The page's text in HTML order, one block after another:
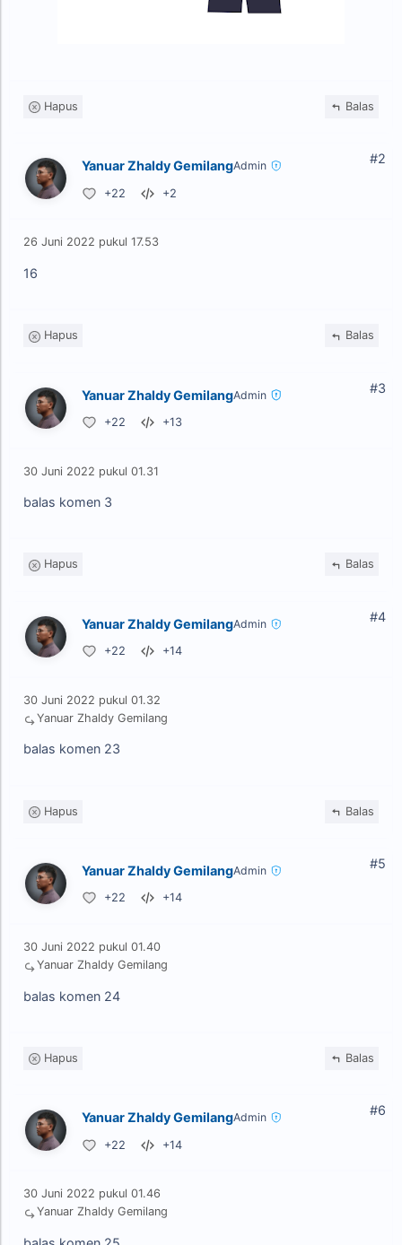
Hapus Balas
Yanuar Zhaldy GemilangAdmin
+22 +2
26 Juni 2022 pukul 17.53
16
Hapus Balas
#2
Yanuar Zhaldy GemilangAdmin
+22 +13
30 Juni 2022 pukul 01.31
balas komen 3
Hapus Balas
#3
Yanuar Zhaldy GemilangAdmin
+22 +14
30 Juni 2022 pukul 01.32
Yanuar Zhaldy Gemilang
balas komen 23
Hapus Balas
#4
Yanuar Zhaldy GemilangAdmin
+22 +14
30 Juni 2022 pukul 01.40
Yanuar Zhaldy Gemilang
balas komen 24
Hapus Balas
#5
Yanuar Zhaldy GemilangAdmin
+22 +14
30 Juni 2022 pukul 01.46
Yanuar Zhaldy Gemilang
#6